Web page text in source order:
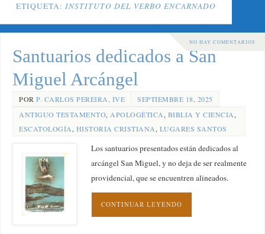
ETIQUETA: INSTITUTO DEL VERBO ENCARNADO
NO HAY COMENTARIOS
Santuarios dedicados a San
Miguel Arcángel
PORP. CARLOS PEREIRA, IVE
SEPTIEMBRE 18, 2025
ANTIGUO TESTAMENTO, APOLOGÉTICA, BIBLIA Y CIENCIA,
ESCATOLOGÍA, HISTORIA CRISTIANA, LUGARES SANTOS
Los santuarios presentados están dedicados al
arcángel San Miguel, y no deja de ser realmente
providencial, que se encuentren alineados.
CONTINUAR LEYENDO